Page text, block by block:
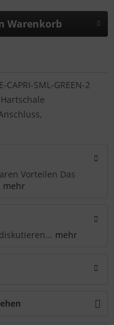
Warenkorb
CAPRI-SML-GREEN-2
Vorteilen Das
mehr
mehr